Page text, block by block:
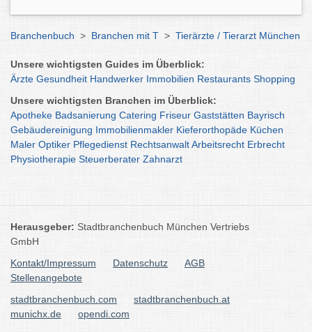
Branchenbuch > Branchen mit T > Tierärzte / Tierarzt München
Unsere wichtigsten Guides im Überblick:
Ärzte Gesundheit Handwerker Immobilien Restaurants Shopping
Unsere wichtigsten Branchen im Überblick:
Apotheke Badsanierung Catering Friseur Gaststätten Bayrisch
Gebäudereinigung Immobilienmakler Kieferorthopäde Küchen
Maler Optiker Pflegedienst RechtsanwaltArbeitsrecht Erbrecht
Physiotherapie Steuerberater Zahnarzt
Herausgeber: Stadtbranchenbuch München Vertriebs
GmbH
Kontakt/Impressum
Datenschutz
AGB
Stellenangebote
stadtbranchenbuch.com
stadtbranchenbuch.at
munichx.de
opendi.com